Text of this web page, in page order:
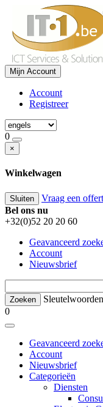
Mijn Account
Account
Registreer
0
×
Winkelwagen
Sluiten Vraag een
Bel ons nu
+32(0)52 20 20 60
Geavanceerd
Account
Nieuwsbrief
0
Geavanceerd
Account
Nieuwsbrief
Categorieën
Diensten